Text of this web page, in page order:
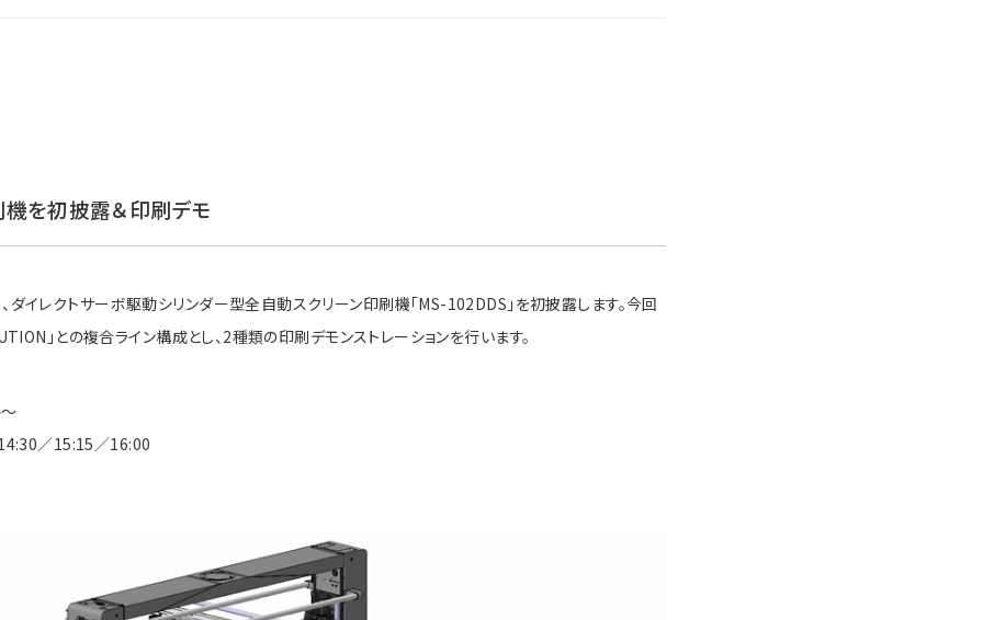
を初披露＆印刷デモ
ダイレクトサーボ駆動シリンダー型全自動スクリーン印刷機「MS-102DDS」を初披露します。今回
」との複合ライン構成とし、2種類の印刷デモンストレーションを行います。
／15:15／16:00